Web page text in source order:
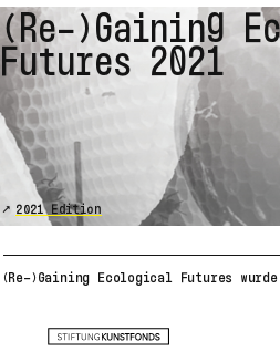
(Re-)Gaining
Futures 2021
2021 Edition
(Re-)Gaining Ecological Futures